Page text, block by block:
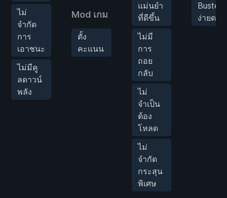
ไม่
จำกัด
การ
เอาชนะ
ไม่มีคู
ลดาวน์
พลัง
Mod เกม
ตั้ง
คะแนน
แม่นยำ
ที่ดีขึ้น
ไม่มี
การ
ถอย
กลับ
ไม่
จำเป็น
ต้อง
โหลด
ไม่
จำกัด
กระสุน
พิเศษ
Buster
ง่ายดาย